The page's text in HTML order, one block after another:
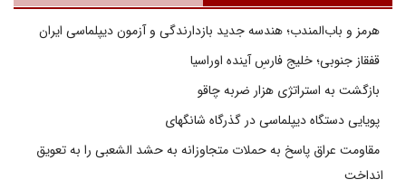
هرمز و باب‌المندب؛ هندسه جدید بازدارندگی و آزمون دیپلماسی ایران
قفقاز جنوبی؛ خلیج فارسِ آینده اوراسیا
بازگشت به استراتژی هزار ضربه چاقو
پویایی دستگاه دیپلماسی در گذرگاه شانگهای
مقاومت عراق پاسخ به حملات متجاوزانه به حشد الشعبی را به تعویق
انداخت